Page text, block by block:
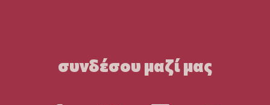
συνδέσου μαζί μας